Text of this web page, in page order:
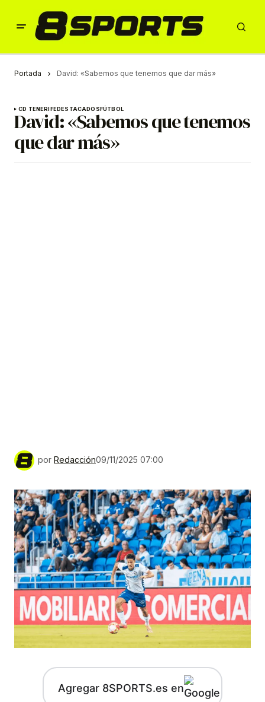
Portada David: «Sabemos que tenemos que dar más»
CD TENERIFEDESTACADOSFÚTBOL
David: «Sabemos que tenemos
que dar más»
por Redacción09/11/2025 07:00
Agregar 8SPORTS.es en